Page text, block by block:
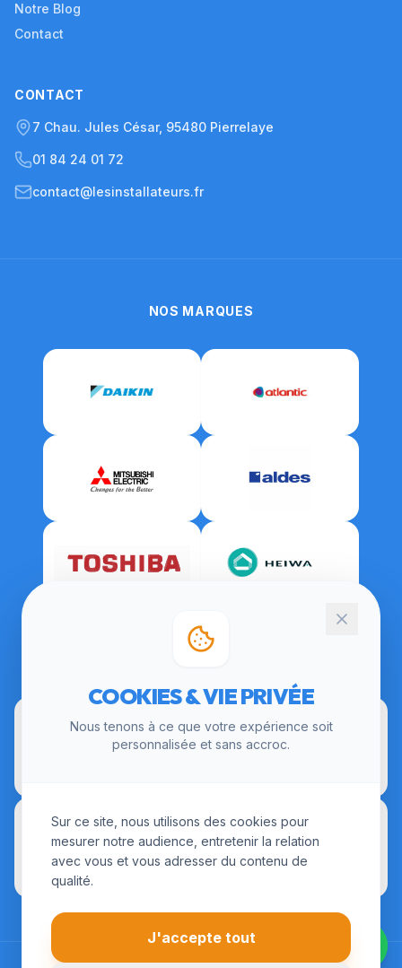
Notre Blog
Contact
CONTACT
7 Chau. Jules César, 95480 Pierrelaye
01 84 24 01 72
contact@lesinstallateurs.fr
NOS MARQUES
COOKIES & VIE PRIVÉE
Nous tenons à ce que votre expérience soit
personnalisée et sans accroc.
Sur ce site, nous utilisons des cookies pour
mesurer notre audience, entretenir la relation
avec vous et vous adresser du contenu de
qualité.
J'accepte tout